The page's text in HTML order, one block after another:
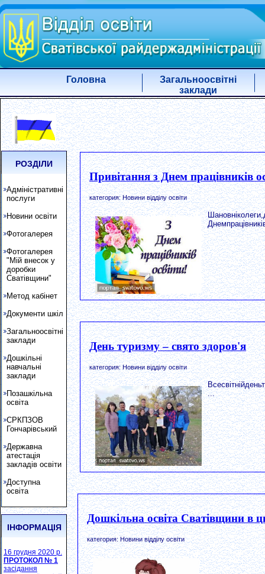
Головна
Загальноосвітні
заклади
РОЗДІЛИ
Адміністративні
послуги
Новини освіти
Фотогалерея
Фотогалерея
"Мій внесок у
доробки
Сватівщини"
Метод кабінет
Документи шкіл
Загальноосвітні
заклади
Дошкільні
навчальні
заклади
Позашкільна
освіта
СРКПЗОВ
Гончарівський
Державна
атестація
закладів освіти
Доступна
освіта
ІНФОРМАЦІЯ
16 грудня 2020 р.
ПРОТОКОЛ № 1
засідання
Привітання з Днем працівників
категория: Новини відділу освіти
День туризму – свято здоров'я
категория: Новини відділу освіти
...
Дошкільна освіта Сватівщини в
категория: Новини відділу освіти